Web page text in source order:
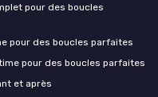
pour des boucles
pour des boucles parfaites
pour des boucles parfaites
et après